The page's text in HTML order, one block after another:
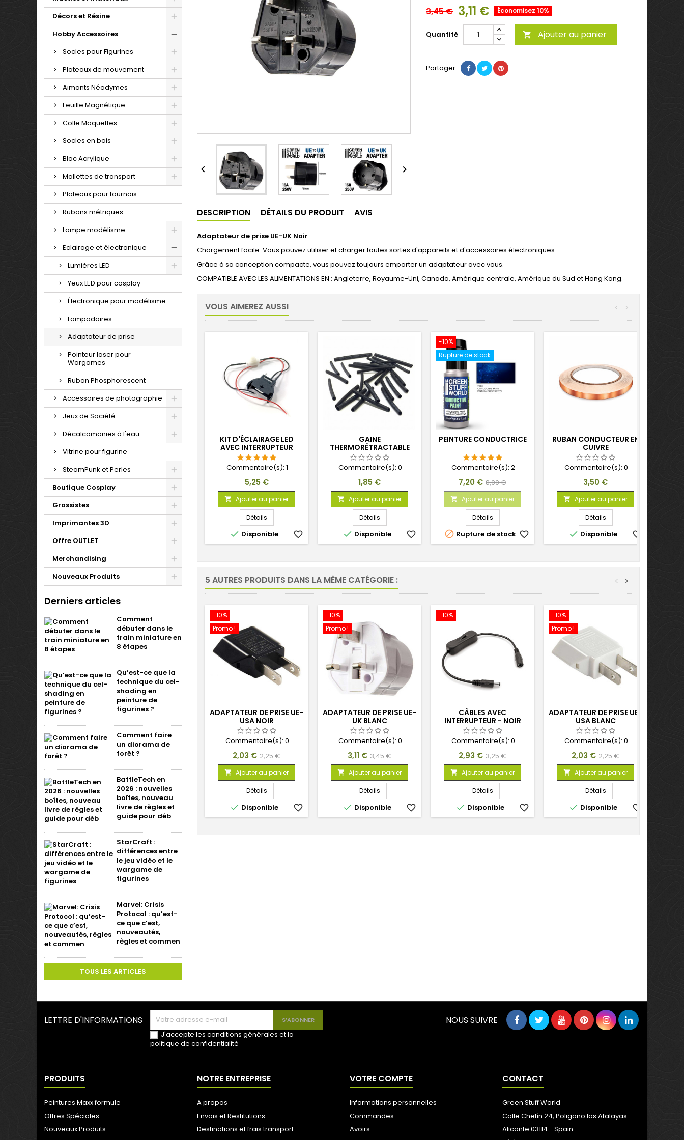
Décors et Résine
Hobby Accessoires
Socles pour Figurines
Plateaux de mouvement
Aimants Néodymes
Feuille Magnétique
Colle Maquettes
Socles en bois
Bloc Acrylique
Mallettes de transport
Plateaux pour tournois
Rubans métriques
Lampe modélisme
Eclairage et électronique
Lumières LED
Yeux LED pour cosplay
Électronique pour modélisme
Lampadaires
Adaptateur de prise
Pointeur laser pour
Wargames
Ruban Phosphorescent
Accessoires de photographie
Jeux de Société
Décalcomanies à l'eau
Vitrine pour figurine
SteamPunk et Perles
Boutique Cosplay
Grossistes
Imprimantes 3D
Offre OUTLET
Merchandising
Nouveaux Produits
Derniers articles
Comment
débuter dans le
train miniature en
8 étapes
Qu’est-ce que la
technique du cel-
shading en
peinture de
figurines ?
Comment faire
un diorama de
forêt ?
BattleTech en
2026 : nouvelles
boîtes, nouveau
livre de règles et
guide pour déb
StarCraft :
différences entre
le jeu vidéo et le
wargame de
figurines
Marvel: Crisis
Protocol : qu’est-
ce que c’est,
nouveautés,
règles et commen
TOUS LES ARTICLES
 
3,45 € 3,11 € Économisez 10%
Quantité  Ajouter au panier
Partager
DESCRIPTION DÉTAILS DU PRODUIT AVIS
Adaptateur de prise UE-UK Noir
Chargement facile. Vous pouvez utiliser et charger toutes sortes d'appareils et d'accessoires électroniques.
Grâce à sa conception compacte, vous pouvez toujours emporter un adaptateur avec vous.
COMPATIBLE AVEC LES ALIMENTATIONS EN : Angleterre, Royaume-Uni, Canada, Amérique centrale, Amérique du Sud et Hong Kong.
VOUS AIMEREZ AUSSI >
<
KIT D'ÉCLAIRAGE LED
AVEC INTERRUPTEUR
Commentaire(s): 1
Prix
5,25 €
 Ajouter au panier
Détails
 Disponible favorite_border
GAINE
THERMORÉTRACTABLE
POUR CONNEXIONS LED
Commentaire(s): 0
Prix
1,85 €
 Ajouter au panier
Détails
 Disponible favorite_border
-10%
Rupture de stock
PEINTURE CONDUCTRICE
Commentaire(s): 2
Prix
7,20 € Prix
de
base
8,00 €
 Ajouter au panier
Détails
 Rupture de stock favorite_border
RUBAN CONDUCTEUR EN
CUIVRE
Commentaire(s): 0
Prix
3,50 €
 Ajouter au panier
Détails
 Disponible favorite_border
5 AUTRES PRODUITS DANS LA MÊME CATÉGORIE : >
<
-10%
Promo !
ADAPTATEUR DE PRISE UE-
USA NOIR
Commentaire(s): 0
Prix
2,03 € Prix
de
base
2,25 €
 Ajouter au panier
Détails
 Disponible favorite_border
-10%
Promo !
ADAPTATEUR DE PRISE UE-
UK BLANC
Commentaire(s): 0
Prix
3,11 € Prix
de
base
3,45 €
 Ajouter au panier
Détails
 Disponible favorite_border
-10%
CÂBLES AVEC
INTERRUPTEUR - NOIR
Commentaire(s): 0
Prix
2,93 € Prix
de
base
3,25 €
 Ajouter au panier
Détails
 Disponible favorite_border
-10%
Promo !
ADAPTATEUR DE PRISE UE-
USA BLANC
Commentaire(s): 0
Prix
2,03 € Prix
de
base
2,25 €
 Ajouter au panier
Détails
 Disponible favorite_border
LETTRE D'INFORMATIONS
J'accepte les conditions générales et la
politique de confidentialité
NOUS SUIVRE
PRODUITS
Peintures Maxx formule
Offres Spéciales
Nouveaux Produits
NOTRE ENTREPRISE
A propos
Envois et Restitutions
Destinations et frais transport
VOTRE COMPTE
Informations personnelles
Commandes
Avoirs
CONTACT
Green Stuff World
Calle Chelín 24, Poligono las Atalayas
Alicante 03114 - Spain